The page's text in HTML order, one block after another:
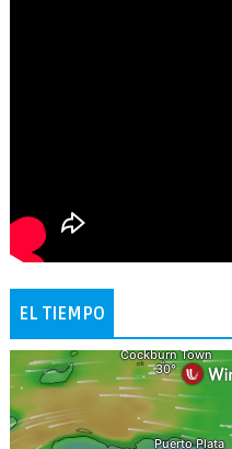
EL TIEMPO